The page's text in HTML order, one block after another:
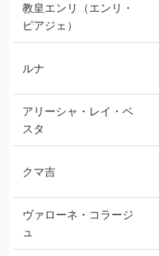
教皇エンリ（エンリ・
ピアジェ）
ルナ
アリーシャ・レイ・ベ
スタ
クマ吉
ヴァローネ・コラージ
ュ